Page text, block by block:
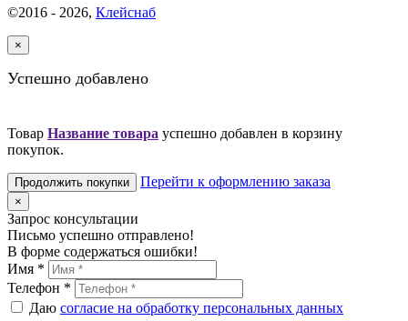
©2016 - 2026, Клейснаб
×
Успешно добавлено
Товар Название товара успешно добавлен в корзину
покупок.
Продолжить покупки Перейти к оформлению заказа
×
Запрос консультации
Письмо успешно отправлено!
В форме содержаться ошибки!
Имя *
Телефон *
Даю согласие на обработку персональных данных